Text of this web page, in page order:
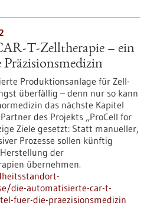
T-Zelltherapie – ein
Produktionsanlage für Zell-
überfällig – denn nur so kann
das nächste Kapitel
des Projekts „ProCell for
Ziele gesetzt: Statt manueller,
Prozesse sollen künftig
der
übernehmen.
die-automatisierte-car-t-
fuer-die-praezisionsmedizin